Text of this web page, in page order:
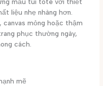
liệu nhẹ nhàng hơn.
mỏng hoặc thậm
phục thường ngày,
cách.
mẽ